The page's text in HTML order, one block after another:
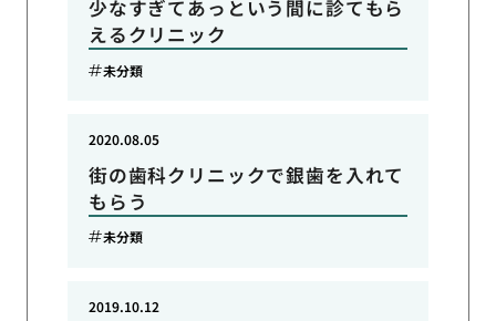
少なすぎてあっという間に診てもら
えるクリニック
未分類
街の歯科クリニックで銀歯を入れて
もらう
2020.08.05
未分類
2019.10.12